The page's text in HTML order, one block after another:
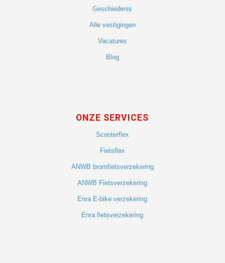
Geschiedenis
Alle vestigingen
Vacatures
Blog
ONZE SERVICES
Scooterflex
Fietsflex
ANWB bromfietsverzekering
ANWB Fietsverzekering
Enra E-bike verzekering
Enra fietsverzekering